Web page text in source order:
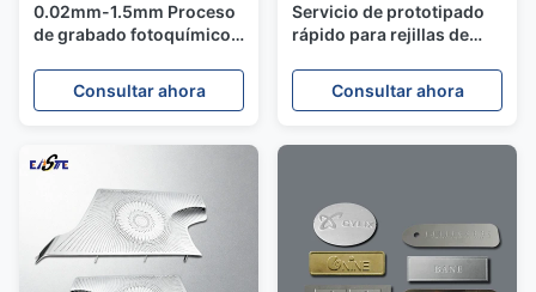
0.02mm-1.5mm Proceso
de grabado fotoquímico
metálicas de precisión
Consultar ahora
Servicio de prototipado
rápido para rejillas de
inoxidable fotograbadas
con alto brillo
Consultar ahora